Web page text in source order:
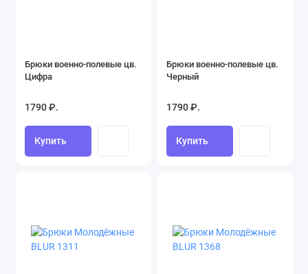
Брюки военно-полевые цв.
Цифра
1790 ₽.
Купить
Брюки военно-полевые цв.
Черный
1790 ₽.
Купить